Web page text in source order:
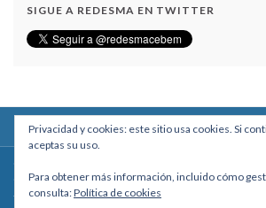
SIGUE A REDESMA EN TWITTER
Calle Macario Pinilla # 2588 esq. Av. Arce, Edificio
- La Paz, Bolivia
Privacidad y cookies: este sitio usa cookies. Si
aceptas su uso.
Para obtener más información, incluido cómo
consulta:Política de cookies